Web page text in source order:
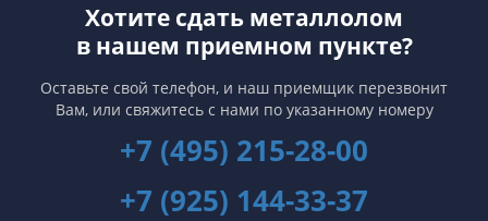
Хотите сдать металлолом
в нашем приемном пункте?
Оставьте свой телефон, и наш приемщик перезвонит
Вам, или свяжитесь с нами по указанному номеру
+7 (495) 215-28-00
+7 (925) 144-33-37